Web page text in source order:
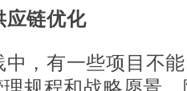
应链优化
中，有一些项目不